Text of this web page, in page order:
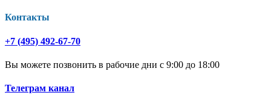
Контакты
+7 (495) 492-67-70
Вы можете позвонить в рабочие дни с 9:00 до 18:00
Телеграм канал